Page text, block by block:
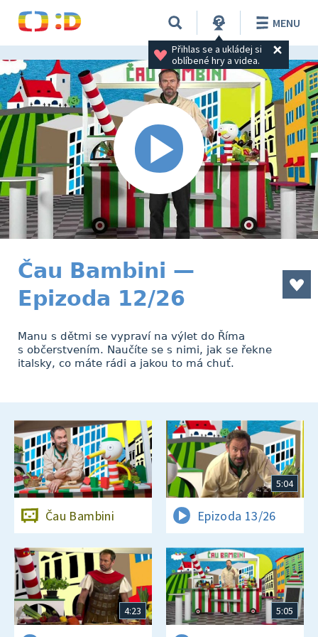
Přihlas se a ukládej si
oblíbené hry a videa.
MENU
Čau Bambini —
Epizoda 12/26
Manu s dětmi se vypraví na výlet do Říma
s občerstvením. Naučíte se s nimi, jak se řekne
italsky, co máte rádi a jakou to má chuť.
Čau Bambini
5:04
Epizoda 13/26
4:23 5:05